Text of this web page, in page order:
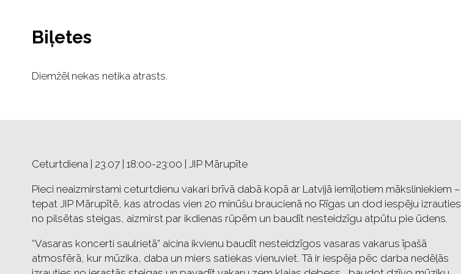
Biļetes
Diemžēl nekas netika atrasts.
Ceturtdiena | 23.07 | 18:00-23:00 | JIP Mārupīte
Pieci neaizmirstami ceturtdienu vakari brīvā dabā kopā ar Latvijā iemīļotiem māksliniekiem –
tepat JIP Mārupītē, kas atrodas vien 20 minūšu braucienā no Rīgas un dod iespēju izrauties
no pilsētas steigas, aizmirst par ikdienas rūpēm un baudīt nesteidzīgu atpūtu pie ūdens.
“Vasaras koncerti saulrietā” aicina ikvienu baudīt nesteidzīgos vasaras vakarus īpašā
atmosfērā, kur mūzika, daba un miers satiekas vienuviet. Tā ir iespēja pēc darba nedēļās